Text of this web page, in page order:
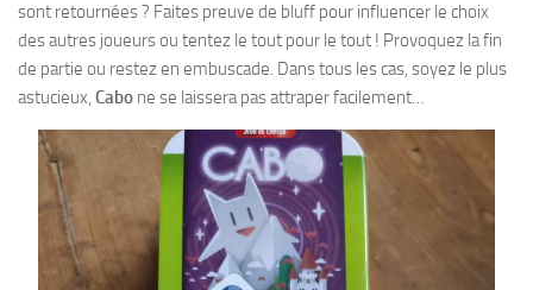
sont retournées ? Faites preuve de bluff pour influencer le choix
des autres joueurs ou tentez le tout pour le tout ! Provoquez la fin
de partie ou restez en embuscade. Dans tous les cas, soyez le plus
astucieux, Cabo ne se laissera pas attraper facilement…